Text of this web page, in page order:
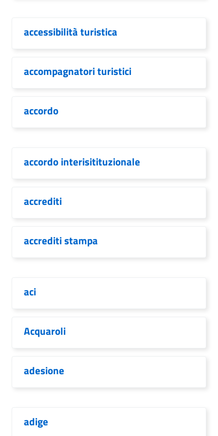
accessibilità turistica
accompagnatori turistici
accordo
accordo interisitituzionale
accrediti
accrediti stampa
aci
Acquaroli
adesione
adige